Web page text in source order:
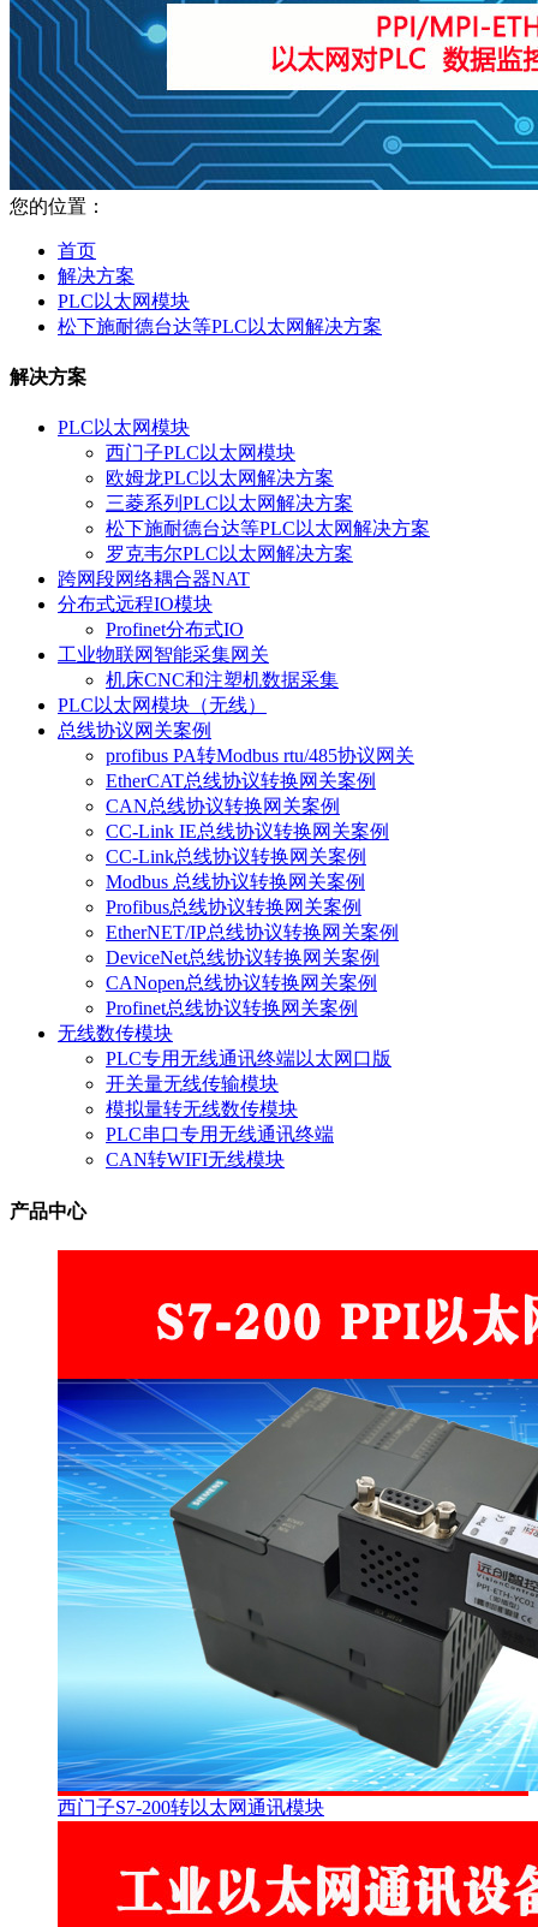
您的位置：
首页
解决方案
PLC以太网模块
松下施耐德台达等PLC以太网解决方案
解决方案
PLC以太网模块
西门子PLC以太网模块
欧姆龙PLC以太网解决方案
三菱系列PLC以太网解决方案
松下施耐德台达等PLC以太网解决方案
罗克韦尔PLC以太网解决方案
跨网段网络耦合器NAT
分布式远程IO模块
Profinet分布式IO
工业物联网智能采集网关
机床CNC和注塑机数据采集
PLC以太网模块（无线）
总线协议网关案例
profibus PA转Modbus rtu/485协议网关
EtherCAT总线协议转换网关案例
CAN总线协议转换网关案例
CC-Link IE总线协议转换网关案例
CC-Link总线协议转换网关案例
Modbus 总线协议转换网关案例
Profibus总线协议转换网关案例
EtherNET/IP总线协议转换网关案例
DeviceNet总线协议转换网关案例
CANopen总线协议转换网关案例
Profinet总线协议转换网关案例
无线数传模块
PLC专用无线通讯终端以太网口版
开关量无线传输模块
模拟量转无线数传模块
PLC串口专用无线通讯终端
CAN转WIFI无线模块
产品中心
西门子S7-200转以太网通讯模块